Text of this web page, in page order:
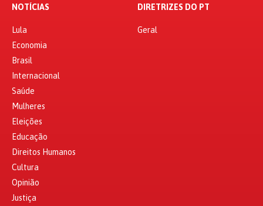
NOTÍCIAS
Lula
Economia
Brasil
Internacional
Saúde
Mulheres
Eleições
Educação
Direitos Humanos
Cultura
Opinião
Justiça
DIRETRIZES DO PT
Geral